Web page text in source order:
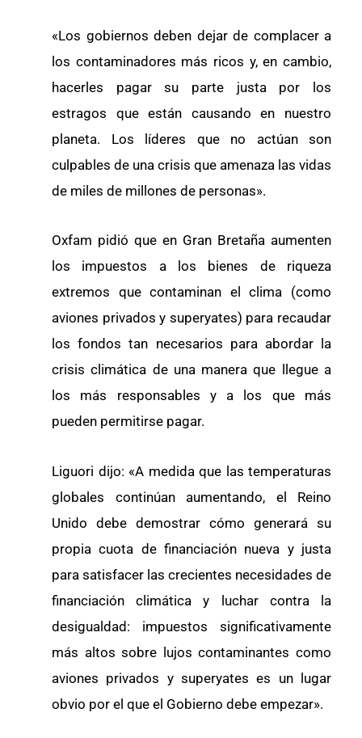
«Los gobiernos deben dejar de complacer a
los contaminadores más ricos y, en cambio,
hacerles pagar su parte justa por los
estragos que están causando en nuestro
planeta. Los líderes que no actúan son
culpables de una crisis que amenaza las vidas
de miles de millones de personas».
Oxfam pidió que en Gran Bretaña aumenten
los impuestos a los bienes de riqueza
extremos que contaminan el clima (como
aviones privados y superyates) para recaudar
los fondos tan necesarios para abordar la
crisis climática de una manera que llegue a
los más responsables y a los que más
pueden permitirse pagar.
Liguori dijo: «A medida que las temperaturas
globales continúan aumentando, el Reino
Unido debe demostrar cómo generará su
propia cuota de financiación nueva y justa
para satisfacer las crecientes necesidades de
financiación climática y luchar contra la
desigualdad: impuestos significativamente
más altos sobre lujos contaminantes como
aviones privados y superyates es un lugar
obvio por el que el Gobierno debe empezar».